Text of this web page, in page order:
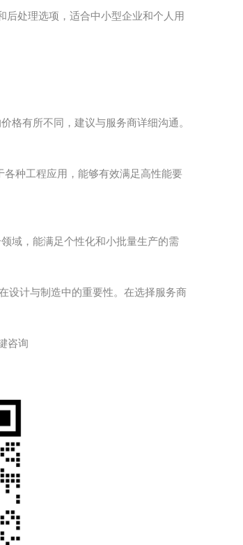
后处理选项，适合中小型企业和个人用
格有所不同，建议与服务商详细沟通。
各种工程应用，能够有效满足高性能要
域，能满足个性化和小批量生产的需
设计与制造中的重要性。在选择服务商
咨询